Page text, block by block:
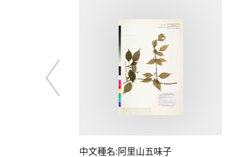
中文種名:阿里山五味子